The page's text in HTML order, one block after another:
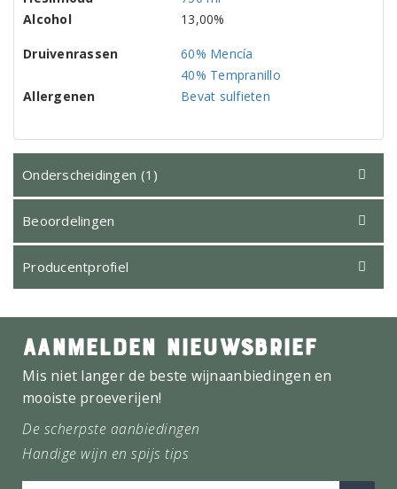
Alcohol
13,00%
Druivenrassen
60% Mencía
40% Tempranillo
Allergenen
Bevat sulfieten
Onderscheidingen (1)
Beoordelingen
Producentprofiel
AANMELDEN NIEUWSBRIEF
Mis niet langer de beste wijnaanbiedingen en
mooiste proeverijen!
De scherpste aanbiedingen
Handige wijn en spijs tips